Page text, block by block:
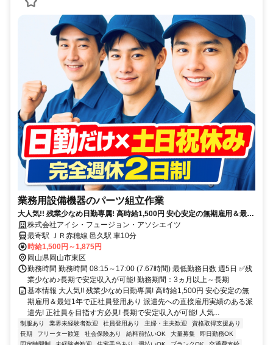
業務用設備機器のパーツ組立作業
大人気!! 残業少なめ日勤専属! 高時給1,500円 安心安定の無期雇用＆最短
1年で正社員登用あり
株式会社アイシ・フュージョン・アソシエイツ
最寄駅 ＪＲ赤穂線 邑久駅 車10分
時給1,500円～1,875円
岡山県岡山市東区
勤務時間 勤務時間 08:15～17:00 (7.67時間) 最低勤務日数 週5日 ✅残
業少なめ♪長期で安定収入が可能! 勤務期間：3ヵ月以上～長期
基本情報 大人気!! 残業少なめ日勤専属! 高時給1,500円 安心安定の無
期雇用＆最短1年で正社員登用あり 派遣先への直接雇用実績のある派
遣先! 正社員を目指す方必見! 長期で安定収入が可能! 人気...
制服あり 業界未経験者歓迎 社員登用あり 主婦・主夫歓迎
資格取得支援あり
長期
フリーター歓迎 社会保険あり 給料前払いOK 大量募集
即日勤務OK